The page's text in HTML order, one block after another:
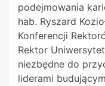
podejmowania
hab. Ryszard
Konferencji
Rektor
niezbędne do
liderami